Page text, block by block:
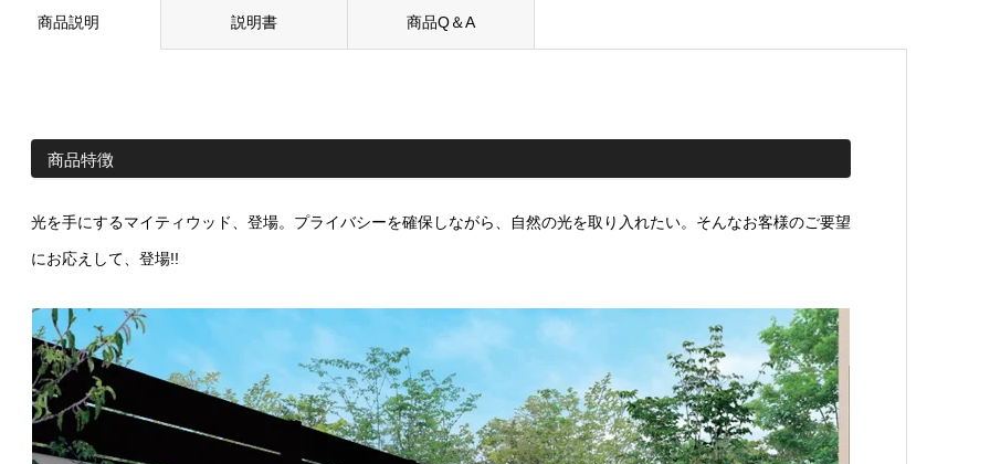
商品説明 説明書 商品Q＆A
商品特徴
光を手にするマイティウッド、登場。プライバシーを確保しながら、自然の光を取り入れたい。そんなお客様のご要望
にお応えして、登場!!